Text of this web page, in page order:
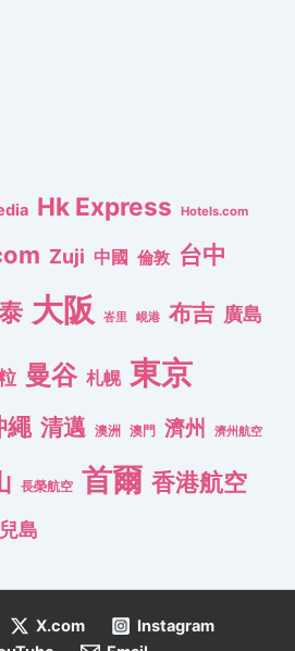
Hk Express Hotels.com
Zuji 中國 倫敦 台中
大阪 峇里 峴港 布吉 廣島
曼谷 札幌 東京
繩 清邁 澳洲 澳門 濟州 濟州航空
長榮航空 首爾 香港航空
島
X.com
Instagram